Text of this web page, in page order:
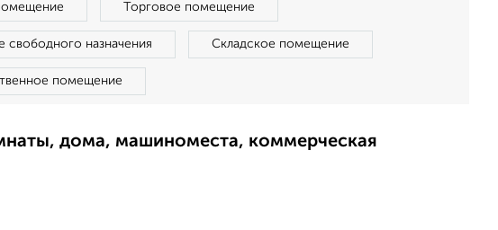
Торговое помещение
свободного назначения Складское помещение
помещение
дома, машиноместа, коммерческая